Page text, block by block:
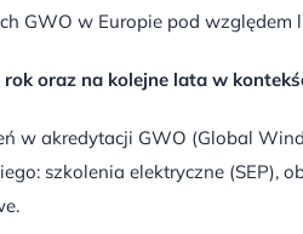
GWO w Europie pod względem
rok oraz na kolejne lata w
w akredytacji GWO (Global
szkolenia elektryczne (SEP),